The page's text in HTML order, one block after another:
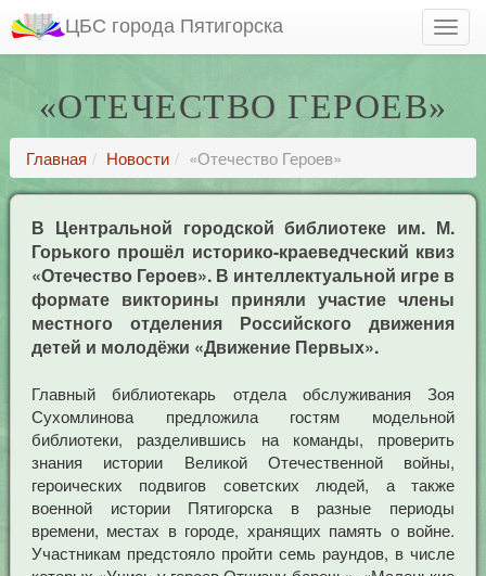
ЦБС города Пятигорска
«ОТЕЧЕСТВО ГЕРОЕВ»
Главная Новости «Отечество Героев»
В Центральной городской библиотеке им. М.
Горького прошёл историко-краеведческий квиз
«Отечество Героев». В интеллектуальной игре в
формате викторины приняли участие члены
местного отделения Российского движения
детей и молодёжи «Движение Первых».
Главный библиотекарь отдела обслуживания Зоя
Сухомлинова предложила гостям модельной
библиотеки, разделившись на команды, проверить
знания истории Великой Отечественной войны,
героических подвигов советских людей, а также
военной истории Пятигорска в разные периоды
времени, местах в городе, хранящих память о войне.
Участникам предстояло пройти семь раундов, в числе